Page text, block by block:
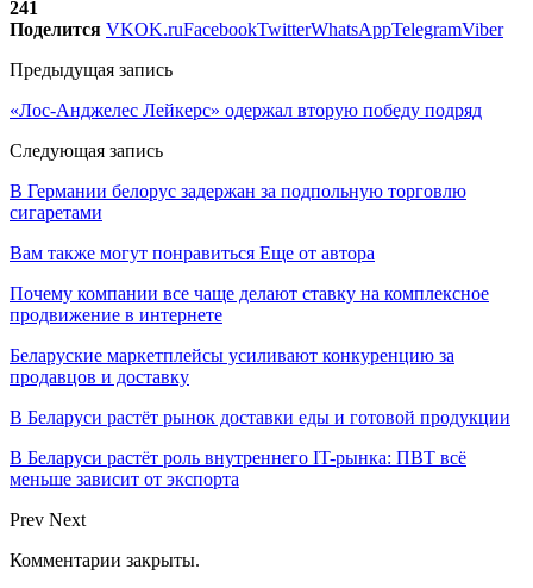
241
Поделится VKOK.ruFacebookTwitterWhatsAppTelegramViber
Предыдущая запись
«Лос-Анджелес Лейкерс» одержал вторую победу подряд
Следующая запись
В Германии белорус задержан за подпольную торговлю
сигаретами
Вам также могут понравиться Еще от автора
Почему компании все чаще делают ставку на комплексное
продвижение в интернете
Беларуские маркетплейсы усиливают конкуренцию за
продавцов и доставку
В Беларуси растёт рынок доставки еды и готовой продукции
В Беларуси растёт роль внутреннего IT-рынка: ПВТ всё
меньше зависит от экспорта
Prev Next
Комментарии закрыты.